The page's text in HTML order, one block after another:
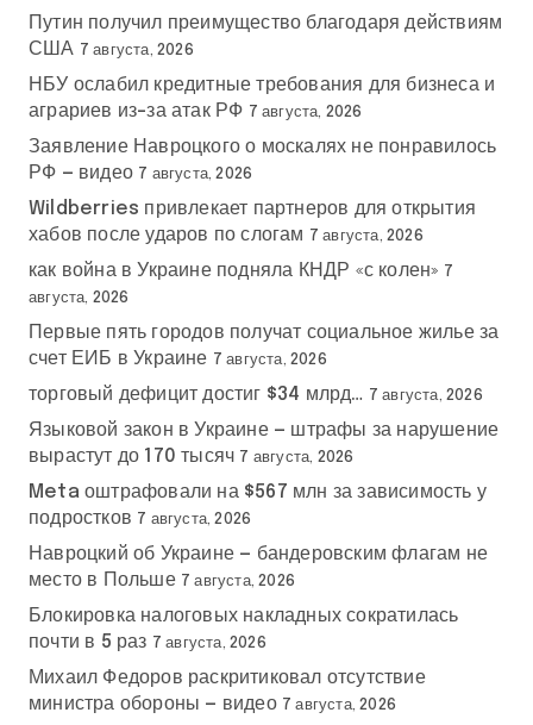
Путин получил преимущество благодаря действиям
США 7 августа, 2026
НБУ ослабил кредитные требования для бизнеса и
аграриев из-за атак РФ 7 августа, 2026
Заявление Навроцкого о москалях не понравилось
РФ — видео 7 августа, 2026
Wildberries привлекает партнеров для открытия
хабов после ударов по слогам 7 августа, 2026
как война в Украине подняла КНДР «с колен» 7
августа, 2026
Первые пять городов получат социальное жилье за
счет ЕИБ в Украине 7 августа, 2026
торговый дефицит достиг $34 млрд… 7 августа, 2026
Языковой закон в Украине — штрафы за нарушение
вырастут до 170 тысяч 7 августа, 2026
Meta оштрафовали на $567 млн за зависимость у
подростков 7 августа, 2026
Навроцкий об Украине — бандеровским флагам не
место в Польше 7 августа, 2026
Блокировка налоговых накладных сократилась
почти в 5 раз 7 августа, 2026
Михаил Федоров раскритиковал отсутствие
министра обороны — видео 7 августа, 2026